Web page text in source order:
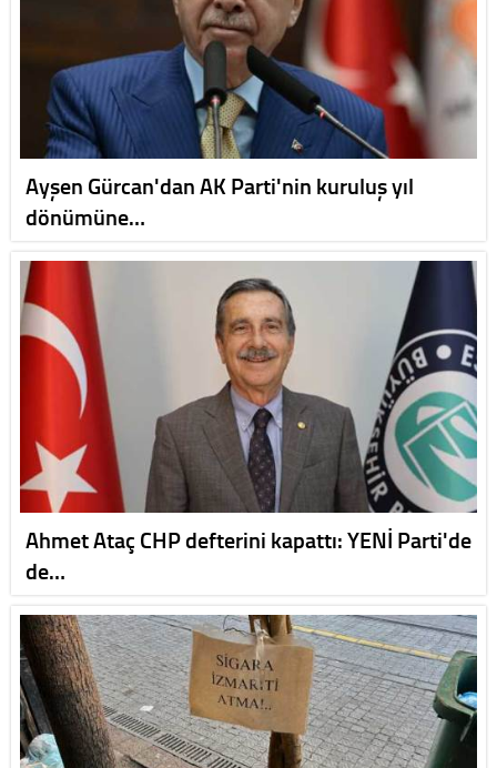
Ayşen Gürcan'dan AK Parti'nin kuruluş yıl
dönümüne…
Ahmet Ataç CHP defterini kapattı: YENİ Parti'de
de…